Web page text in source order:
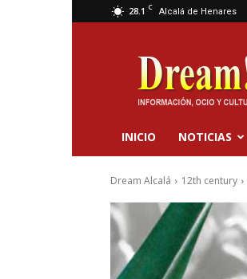
28.1 C Alcalá de Henares
Dream
Alcalá
INICIO NOTICIAS
Dream Alcalá 12th century